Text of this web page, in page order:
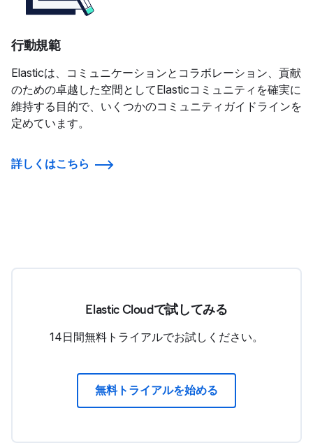
行動規範
Elasticは、コミュニケーションとコラボレーション、貢献
のための卓越した空間としてElasticコミュニティを確実に
維持する目的で、いくつかのコミュニティガイドラインを
定めています。
詳しくはこちら
Elastic Cloudで試してみる
14日間無料トライアルでお試しください。
無料トライアルを始める